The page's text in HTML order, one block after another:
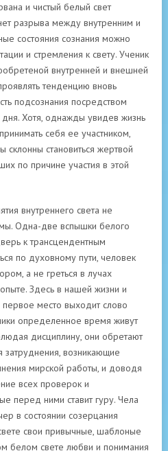
и чистый белый свет
разрыва между внутренним и
состояния сознания можно
и стремления к свету. Ученик
внутренней и внешней
тенденцию вновь
подсознания посредством
Хотя, однажды увидев жизнь
себя ее участником,
становиться жертвой
по причине участия в этой
внутреннего света не
Одна-две вспышки белого
к трансцендентным
по духовному пути, человек
а не греться в лучах
Здесь в нашей жизни и
место выходит слово
определенное время живут
дисциплину, они обретают
возникающие
мирской работы, и доводя
всех проверок и
перед ними ставит гуру. Чела
в состоянии созерцания
свои привычные, шаблоные
белом свете любви и понимания